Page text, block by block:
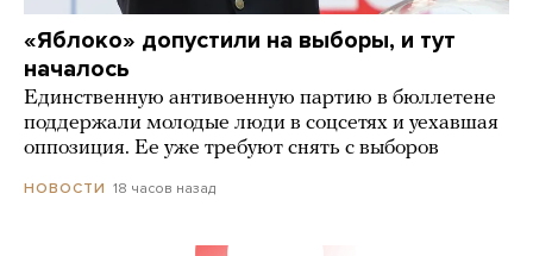
«Яблоко» допустили на выборы, и тут
началось
Единственную антивоенную партию в бюллетене
поддержали молодые люди в соцсетях и уехавшая
оппозиция. Ее уже требуют снять с выборов
НОВОСТИ 18 часов назад